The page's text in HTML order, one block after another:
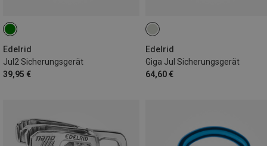
Edelrid
Jul2 Sicherungsgerät
39,95 €
Edelrid
Giga Jul Sicherungsgerät
64,60 €